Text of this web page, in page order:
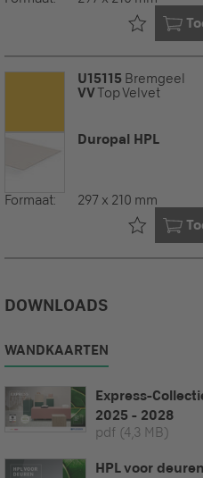
Al in
U15115 Bremgeel
VVTop Velvet
Duropal HPL
Formaat: 297 x 210 mm
Al in
DOWNLOADS
WANDKAARTEN
Express-
2025 - 2028
pdf (4,3 MB)
HPL voor